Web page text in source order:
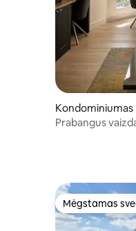
Kondominiumas
Prabangus
Mėgstamas
Mėgstamas